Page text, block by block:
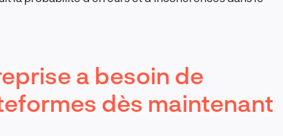
a besoin de
dès maintenant